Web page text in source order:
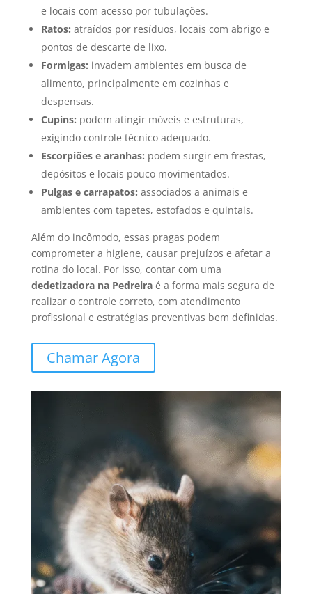
e locais com acesso por tubulações.
Ratos: atraídos por resíduos, locais com abrigo e
pontos de descarte de lixo.
Formigas: invadem ambientes em busca de
alimento, principalmente em cozinhas e
despensas.
Cupins: podem atingir móveis e estruturas,
exigindo controle técnico adequado.
Escorpiões e aranhas: podem surgir em frestas,
depósitos e locais pouco movimentados.
Pulgas e carrapatos: associados a animais e
ambientes com tapetes, estofados e quintais.
Além do incômodo, essas pragas podem
comprometer a higiene, causar prejuízos e afetar a
rotina do local. Por isso, contar com uma
dedetizadora na Pedreiraé a forma mais segura de
realizar o controle correto, com atendimento
profissional e estratégias preventivas bem definidas.
Chamar Agora